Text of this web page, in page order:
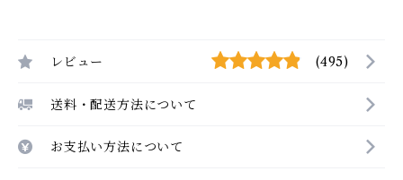
レビュー (495)
送料・配送方法について
お支払い方法について